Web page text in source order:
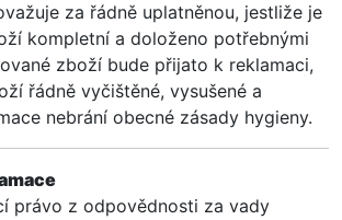
za řádně uplatněnou, jestliže je
kompletní a doloženo potřebnými
zboží bude přijato k reklamaci,
řádně vyčištěné, vysušené a
nebrání obecné zásady hygieny.
právo z odpovědnosti za vady